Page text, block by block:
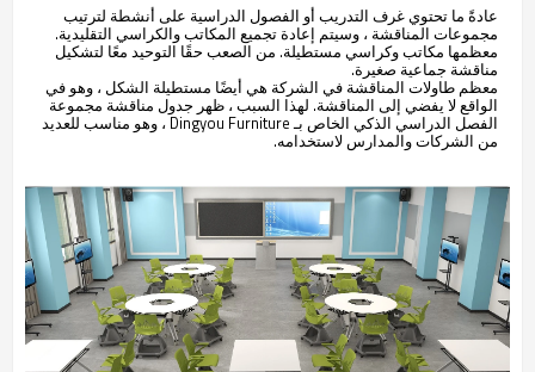
عادةً ما تحتوي غرف التدريب أو الفصول الدراسية على أنشطة لترتيب
مجموعات المناقشة ، وسيتم إعادة تجميع المكاتب والكراسي التقليدية.
معظمها مكاتب وكراسي مستطيلة. من الصعب حقًا التوحيد معًا لتشكيل
مناقشة جماعية صغيرة.
معظم طاولات المناقشة في الشركة هي أيضًا مستطيلة الشكل ، وهو في
الواقع لا يفضي إلى المناقشة. لهذا السبب ، ظهر جدول مناقشة مجموعة
الفصل الدراسي الذكي الخاص بـ Dingyou Furniture ، وهو مناسب للعديد
من الشركات والمدارس لاستخدامه.